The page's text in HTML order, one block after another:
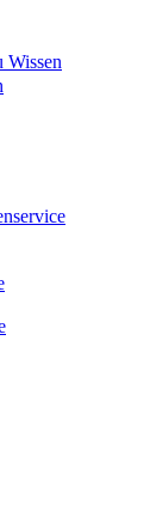
Wissen